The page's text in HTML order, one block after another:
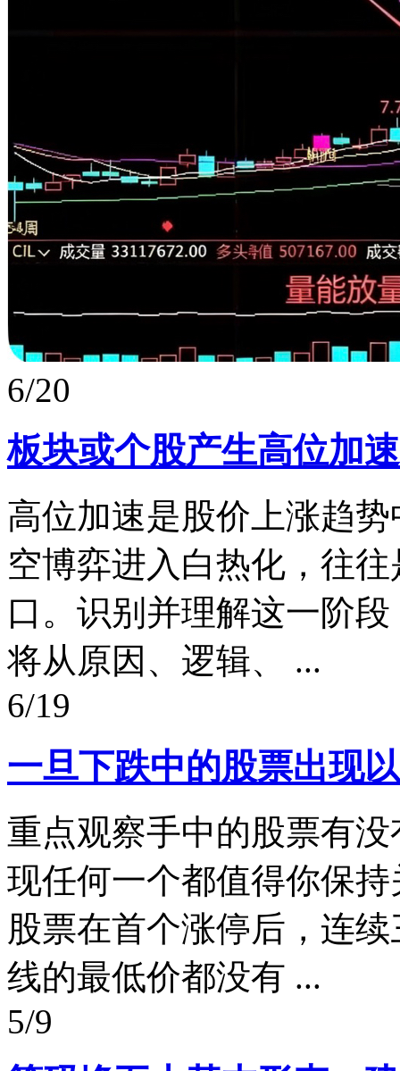
6/20
板块或个股产生高位加
高位加速是股价上涨趋
空博弈进入白热化，往
口。识别并理解这一阶
将从原因、逻辑、 ...
6/19
一旦下跌中的股票出现
重点观察手中的股票有
现任何一个都值得你保
股票在首个涨停后，连
线的最低价都没有 ...
5/9